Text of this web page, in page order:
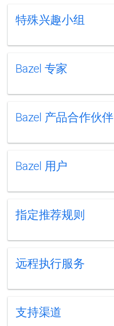
特殊兴趣小组
Bazel 专家
Bazel 产品合作伙伴
Bazel 用户
指定推荐规则
远程执行服务
支持渠道